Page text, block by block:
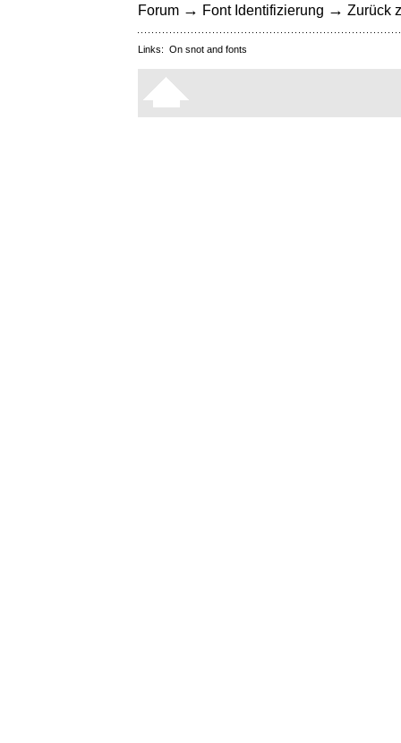
Forum → Font Identifizierung → Zurück
Links: On snot and fonts